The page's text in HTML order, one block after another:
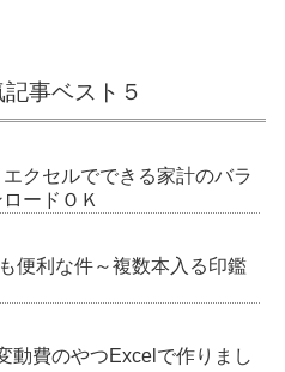
事ベスト５
クセルでできる家計のバラ
ードＯＫ
便利な件～複数本入る印鑑
動費のやつExcelで作りまし